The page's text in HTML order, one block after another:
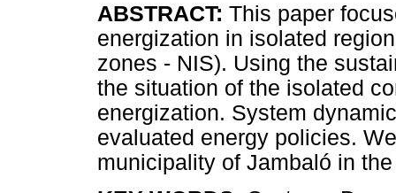
ABSTRACT: This paper
energization in isolated
zones - NIS). Using the
the situation of the isolated
energization. System
evaluated energy policies.
municipality of Jambaló in